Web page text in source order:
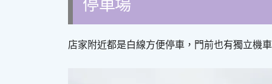
停車場
店家附近都是白線方便停車，門前也有獨立機